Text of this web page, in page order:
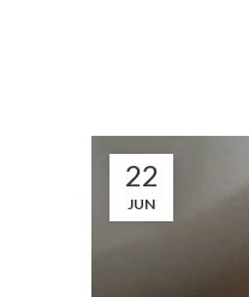
22
JUN